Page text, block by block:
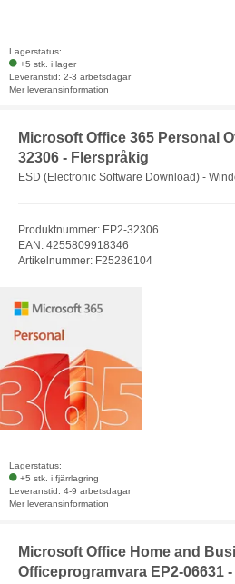
Lagerstatus:
+5 stk. i lager
Leveranstid: 2-3 arbetsdagar
Mer leveransinformation
Microsoft Office 365 Personal
32306 - Flerspråkig
ESD (Electronic Software Download) -
Produktnummer: EP2-32306
EAN: 4255809918346
Artikelnummer: F25286104
Lagerstatus:
+5 stk. i fjärrlagring
Leveranstid: 4-9 arbetsdagar
Mer leveransinformation
Microsoft Office Home and
Officeprogramvara EP2-06631